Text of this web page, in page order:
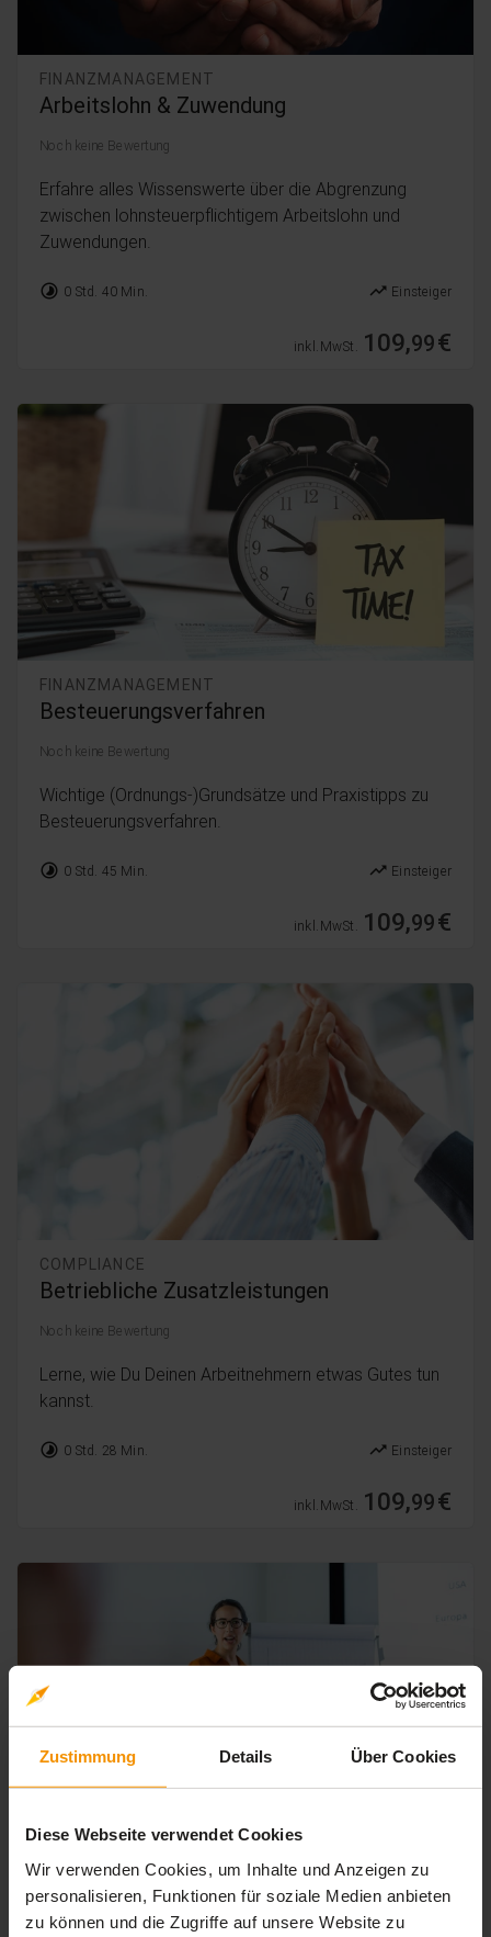
Zustimmung Details Über Cookies
Diese Webseite verwendet Cookies
Wir verwenden Cookies, um Inhalte und Anzeigen zu
personalisieren, Funktionen für soziale Medien anbieten
zu können und die Zugriffe auf unsere Website zu
FINANZMANAGEMENT
Arbeitslohn & Zuwendung
Noch keine Bewertung
Erfahre alles Wissenswerte über die Abgrenzung
zwischen lohnsteuerpflichtigem Arbeitslohn und
Zuwendungen.
timelapse 0 Std. 40 Min. trending_up Einsteiger
inkl. MwSt. 109,99€
FINANZMANAGEMENT
Besteuerungsverfahren
Noch keine Bewertung
Wichtige (Ordnungs-)Grundsätze und Praxistipps zu
Besteuerungsverfahren.
timelapse 0 Std. 45 Min. trending_up Einsteiger
inkl. MwSt. 109,99€
COMPLIANCE
Betriebliche Zusatzleistungen
Noch keine Bewertung
Lerne, wie Du Deinen Arbeitnehmern etwas Gutes tun
kannst.
timelapse 0 Std. 28 Min. trending_up Einsteiger
inkl. MwSt. 109,99€
FINANZMANAGEMENT
Betriebsausgaben
3.0 / 5